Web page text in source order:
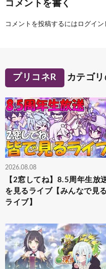
コメントを書く
コメントを投稿するには ログイン
プリコネR カテゴ
2026.08.08
【2窓してね】8.5周年生放
を見るライブ【みんなで見る
ライブ】